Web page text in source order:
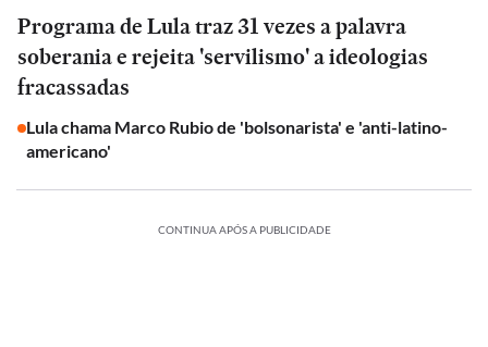
Programa de Lula traz 31 vezes a palavra
soberania e rejeita 'servilismo' a ideologias
fracassadas
Lula chama Marco Rubio de 'bolsonarista' e 'anti-latino-
americano'
CONTINUA APÓS A PUBLICIDADE